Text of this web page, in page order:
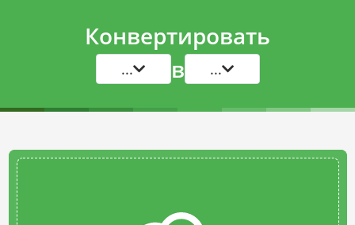
Конвертировать
... в ...